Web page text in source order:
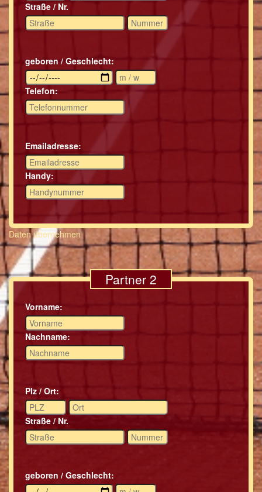
Straße / Nr.
geboren / Geschlecht:
Telefon:
Emailadresse:
Handy:
Daten übernehmen
Partner 2
Vorname:
Nachname:
Plz / Ort:
Straße / Nr.
geboren / Geschlecht: